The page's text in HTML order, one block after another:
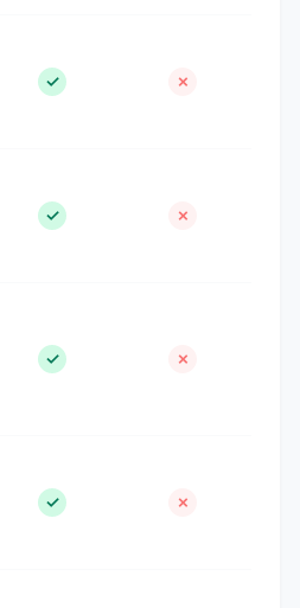
✓ ✗
✓ ✗
✓ ✗
✓ ✗